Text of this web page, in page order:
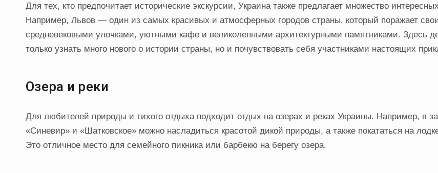
Для тех, кто предпочитает исторические экскурсии, Украина также предлагает множество
Например, Львов — один из самых красивых и атмосферных городов страны, который поражает
средневековыми улочками, уютными кафе и великолепными архитектурными памятниками. Здесь
только узнать много нового о истории страны, но и почувствовать себя участниками настоящих
Озера и реки
Для любителей природы и тихого отдыха подходит отдых на озерах и реках Украины. Например, в
«Синевир» и «Шатковское» можно насладиться красотой дикой природы, а также покататься на
Это отличное место для семейного пикника или барбекю на берегу озера.